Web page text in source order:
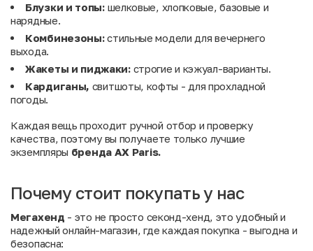
Блузки и топы:шелковые, хлопковые, базовые и
нарядные.
Комбинезоны:стильные модели для вечернего
выхода.
Жакеты и пиджаки:строгие и кэжуал-варианты.
Кардиганы, свитшоты, кофты - для прохладной
погоды.
Каждая вещь проходит ручной отбор и проверку
качества, поэтому вы получаете только лучшие
экземпляры бренда AX Paris.
Почему стоит покупать у нас
Мегахенд - это не просто секонд-хенд, это удобный и
надежный онлайн-магазин, где каждая покупка - выгодна и
безопасна: